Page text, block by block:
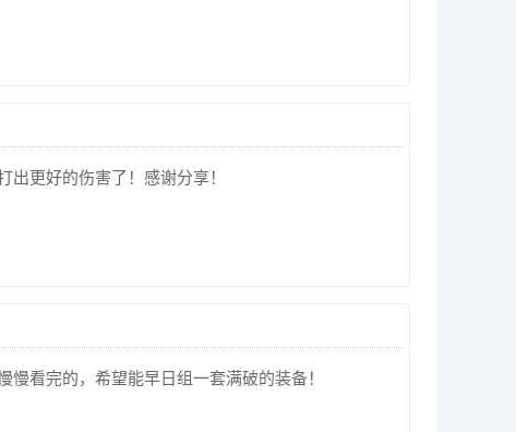
更好的伤害了！感谢分享！
看完的，希望能早日组一套满破的装备！